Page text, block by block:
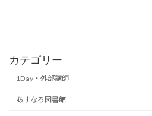
カテゴリー
1Day・外部講師
あすなろ図書館